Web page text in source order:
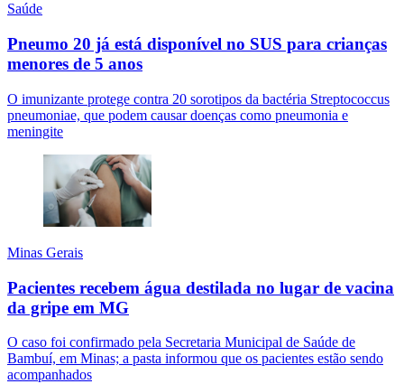
Saúde
Pneumo 20 já está disponível no SUS para crianças
menores de 5 anos
O imunizante protege contra 20 sorotipos da bactéria Streptococcus
pneumoniae, que podem causar doenças como pneumonia e
meningite
Minas Gerais
Pacientes recebem água destilada no lugar de vacina
da gripe em MG
O caso foi confirmado pela Secretaria Municipal de Saúde de
Bambuí, em Minas; a pasta informou que os pacientes estão sendo
acompanhados